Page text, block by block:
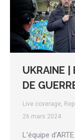
UKRAINE |
DE
Live coverage
26 mars 2024
L’équipe